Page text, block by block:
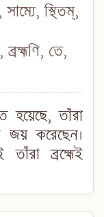
স্থিতম্,
তে,
হয়েছে, তাঁরা
করেছেন।
তাঁরা ব্রহ্মেই